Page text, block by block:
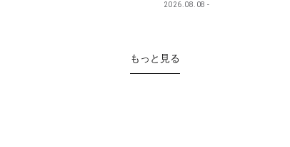
2026.08.08
もっと見る